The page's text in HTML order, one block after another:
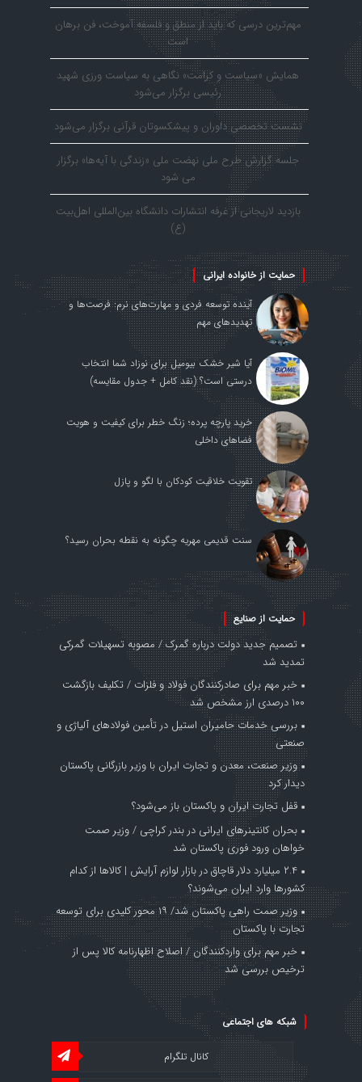
مهم‌ترین درسی که باید از منطق و فلسفه آموخت، فن برهان
است
همایش «سیاست و کرامت» نگاهی به سیاست ورزی شهید
رئیسی برگزار می‌شود
نشست تخصصی داوران و پیشکسوتان قرآنی برگزار می‌شود
جلسه گزارش طرح ملی نهضت ملی «زندگی با آیه‌ها» برگزار
می شود
بازدید لاریجانی از غرفه انتشارات دانشگاه بین‌المللی اهل‌بیت
(ع)
حمایت از خانواده ایرانی
آینده توسعه فردی و مهارت‌های نرم: فرصت‌ها و
تهدیدهای مهم
آیا شیر خشک بیومیل برای نوزاد شما انتخاب
درستی است؟ (نقد کامل + جدول مقایسه)
خرید پارچه پرده؛ زنگ خطر برای کیفیت و هویت
فضاهای داخلی
تقویت خلاقیت کودکان با لگو و پازل
سنت قدیمی مهریه چگونه به نقطه بحران رسید؟
حمایت از صنایع
تصمیم جدید دولت درباره گمرک / مصوبه تسهیلات گمرکی
تمدید شد
خبر مهم برای صادرکنندگان فولاد و فلزات / تکلیف بازگشت
۱۰۰ درصدی ارز مشخص شد
بررسی خدمات حامیران استیل در تأمین فولادهای آلیاژی و
صنعتی
وزیر صنعت، معدن و تجارت ایران با وزیر بازرگانی پاکستان
دیدار کرد
قفل تجارت ایران و پاکستان باز می‌شود؟
بحران کانتینر‌های ایرانی در بندر کراچی / وزیر صمت
خواهان ورود فوری پاکستان شد
۲.۴ میلیارد دلار قاچاق در بازار لوازم آرایش | کالاها از کدام
کشورها وارد ایران می‌شوند؟
وزیر صمت راهی پاکستان شد/ ۱۹ محور کلیدی برای توسعه
تجارت با پاکستان
خبر مهم برای واردکنندگان / اصلاح اظهارنامه کالا پس از
ترخیص بررسی شد
شبکه های اجتماعی
کانال تلگرام